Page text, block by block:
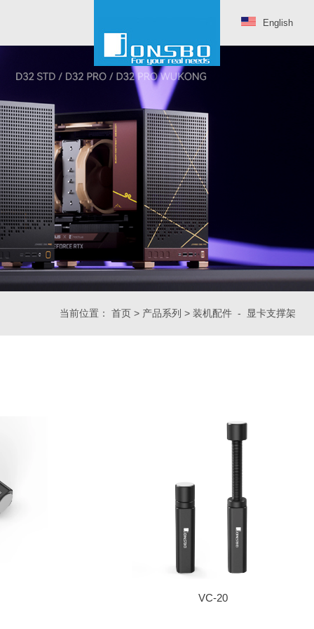
English
当前位置： 首页 > 产品系列 > 装机配件 - 显卡支撑架
VC-20